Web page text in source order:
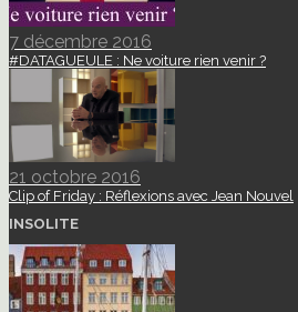
7 décembre 2016
#DATAGUEULE : Ne voiture rien venir ?
21 octobre 2016
Clip of Friday : Réflexions avec Jean Nouvel
INSOLITE